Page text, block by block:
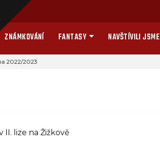
ZNÁMKOVÁNÍ FANTASY NAVŠTÍVILI JSME
2022/2023
II. lize na Žižkově